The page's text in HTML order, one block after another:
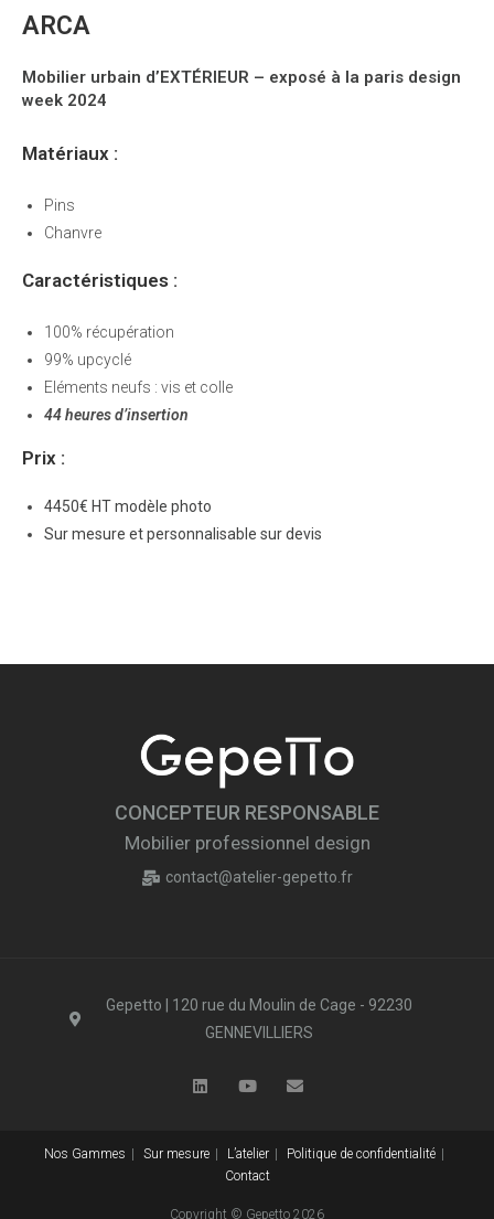
ARCA
Mobilier urbain d’EXTÉRIEUR – exposé à la paris design
week 2024
Matériaux :
Pins
Chanvre
Caractéristiques :
100% récupération
99% upcyclé
Eléments neufs : vis et colle
44 heures d’insertion
Prix :
4450€ HT modèle photo
Sur mesure et personnalisable sur devis
CONCEPTEUR RESPONSABLE
Mobilier professionnel design
contact@atelier-gepetto.fr
Gepetto | 120 rue du Moulin de Cage - 92230
GENNEVILLIERS
Nos Gammes Sur mesure L’atelier
Politique de confidentialité
Contact
Copyright © Gepetto 2026